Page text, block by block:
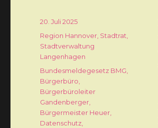
Veröffentlicht
am
20. Juli 2025
Kategorien
Region Hannover Stadtrat
Stadtverwaltung
Langenhagen
Schlagwörter
Bundesmeldegesetz BMG
Bürgerbüro
Bürgerbüroleiter
Gandenberger
Bürgermeister Heuer
Datenschutz